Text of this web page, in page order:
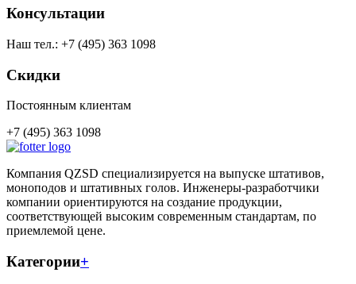
Консультации
Наш тел.: +7 (495) 363 1098
Скидки
Постоянным клиентам
+7 (495) 363 1098
Компания QZSD специализируется на выпуске штативов,
моноподов и штативных голов. Инженеры-разработчики
компании ориентируются на создание продукции,
соответствующей высоким современным стандартам, по
приемлемой цене.
Категории+